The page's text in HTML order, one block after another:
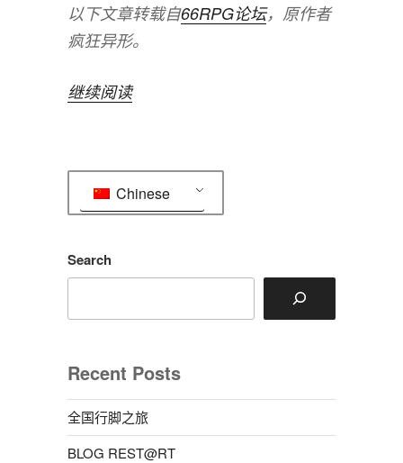
以下文章转载自66RPG论坛，原作者
疯狂异形。
继续阅读“Doing
is
not
Chinese
Search
Recent Posts
全国行脚之旅
BLOG REST@RT